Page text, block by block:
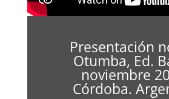
Presentación
Otumba, Ed.
noviembre
Córdoba.